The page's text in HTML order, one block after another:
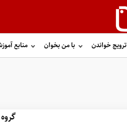
ترویج خواندن با من بخوان منابع